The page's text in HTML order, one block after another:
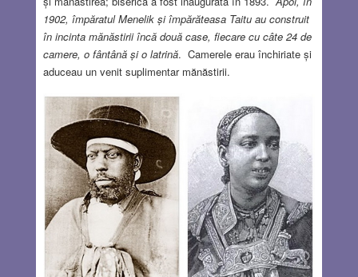
1902, împăratul Menelik și împărăteasa Taitu au construit
în incinta mănăstirii încă două case, fiecare cu câte 24 de
camere, o fântână și o latrină. Camerele erau închiriate și
aduceau un venit suplimentar mănăstirii.